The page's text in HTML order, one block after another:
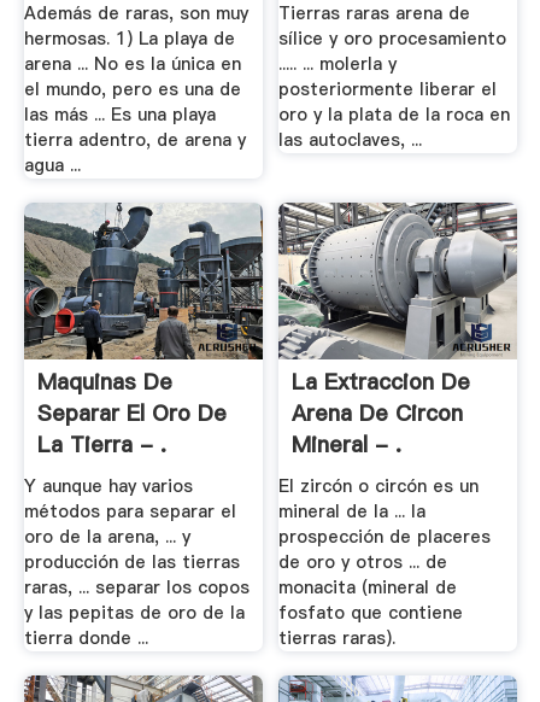
Además de raras, son muy
hermosas. 1) La playa de
arena ... No es la única en
el mundo, pero es una de
las más ... Es una playa
tierra adentro, de arena y
agua ...
Tierras raras arena de
sílice y oro procesamiento
..... ... molerla y
posteriormente liberar el
oro y la plata de la roca en
las autoclaves, ...
Maquinas De
Separar El Oro De
La Tierra - .
Y aunque hay varios
métodos para separar el
oro de la arena, ... y
producción de las tierras
raras, ... separar los copos
y las pepitas de oro de la
tierra donde ...
La Extraccion De
Arena De Circon
Mineral - .
El zircón o circón es un
mineral de la ... la
prospección de placeres
de oro y otros ... de
monacita (mineral de
fosfato que contiene
tierras raras).